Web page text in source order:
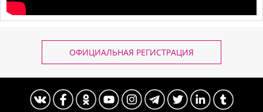
ОФИЦИАЛЬНАЯ РЕГИСТРАЦИЯ